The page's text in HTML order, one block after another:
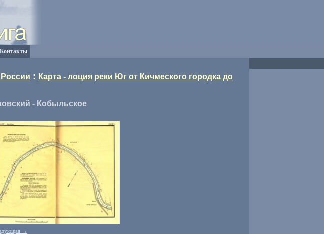
Контакты
: Карта - лоция реки Юг от Кичмеского городка до
- Кобыльское
→